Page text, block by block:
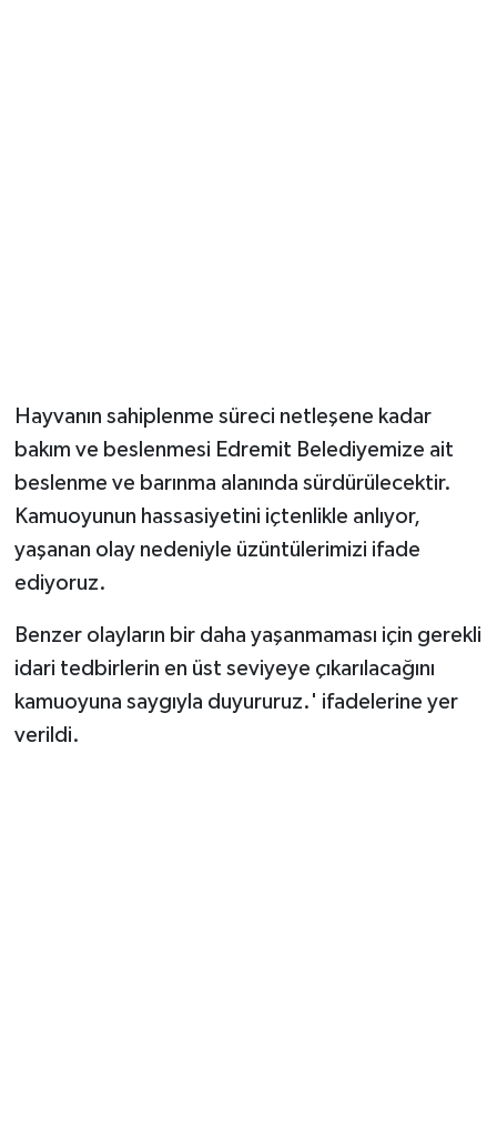
Hayvanın sahiplenme süreci netleşene kadar
bakım ve beslenmesi Edremit Belediyemize ait
beslenme ve barınma alanında sürdürülecektir.
Kamuoyunun hassasiyetini içtenlikle anlıyor,
yaşanan olay nedeniyle üzüntülerimizi ifade
ediyoruz.
Benzer olayların bir daha yaşanmaması için gerekli
idari tedbirlerin en üst seviyeye çıkarılacağını
kamuoyuna saygıyla duyururuz.' ifadelerine yer
verildi.